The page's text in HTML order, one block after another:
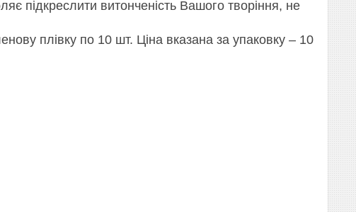
підкреслити витонченість Вашого творіння, не
плівку по 10 шт. Ціна вказана за упаковку – 10